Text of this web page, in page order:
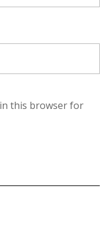
this browser for